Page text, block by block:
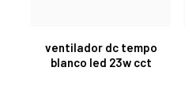
ventilador dc tempo
blanco led 23w cct